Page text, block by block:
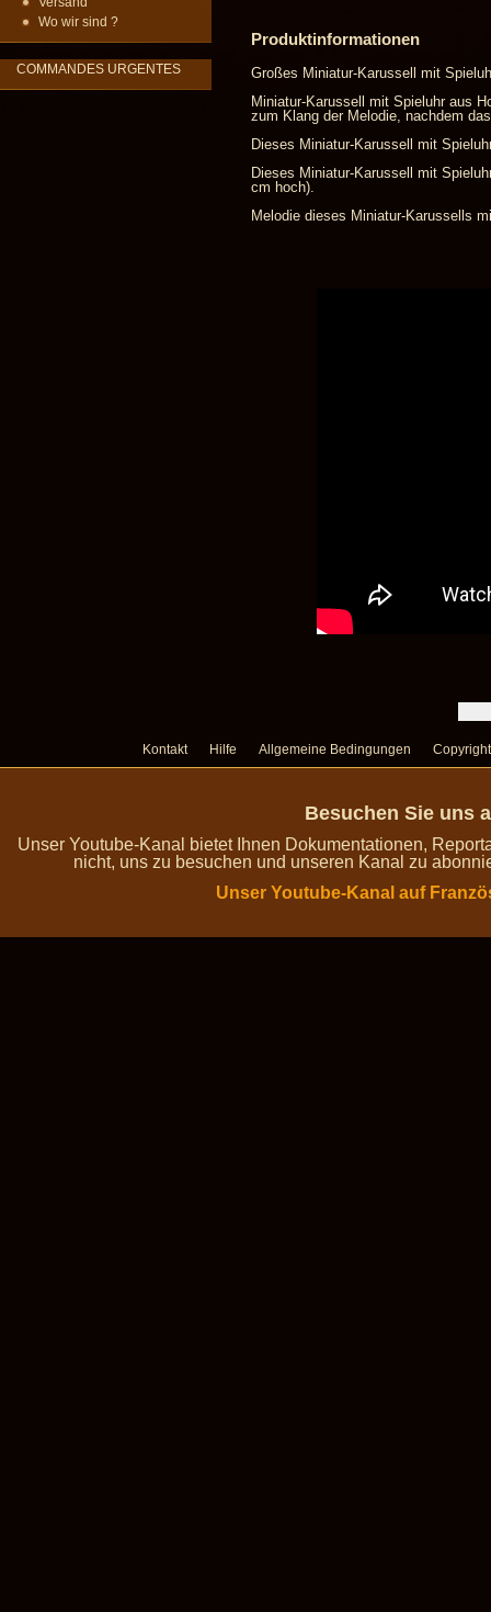
Wo wir sind ?
COMMANDES URGENTES
Produktinformationen
Großes Miniatur-Karussell mit
Miniatur-Karussell mit Spieluhr aus
zum Klang der Melodie, nachdem
Dieses Miniatur-Karussell mit
Dieses Miniatur-Karussell mit
cm hoch).
Melodie dieses Miniatur-Karussells
Kontakt Hilfe Allgemeine Bedingungen Copyright
Besuchen Sie uns
Unser Youtube-Kanal bietet Ihnen Dokumentationen,
nicht, uns zu besuchen und unseren Kanal zu
Unser Youtube-Kanal auf